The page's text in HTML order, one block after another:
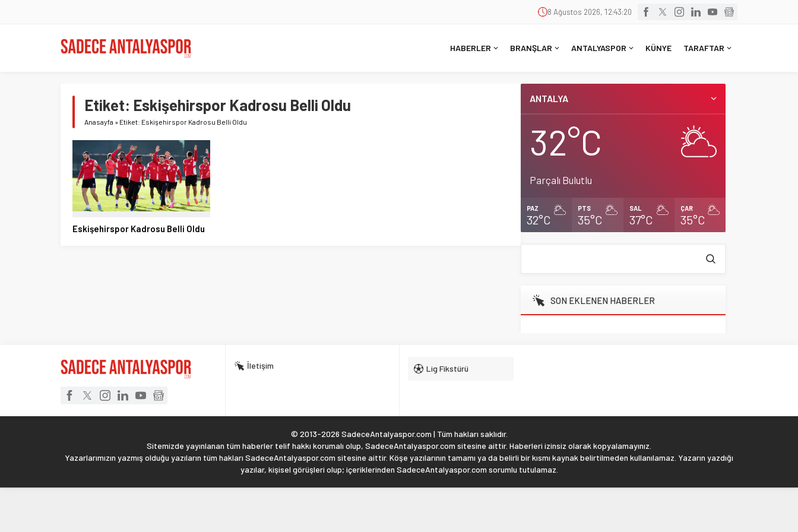
8 Ağustos 2026, 12:43:21
HABERLER BRANŞLAR ANTALYASPOR KÜNYE TARAFTAR
Etiket: Eskişehirspor Kadrosu Belli Oldu
Anasayfa » Etiket: Eskişehirspor Kadrosu Belli Oldu
Eskişehirspor Kadrosu Belli Oldu
ANTALYA
32°C
Parçalı Bulutlu
PAZ
32°C
PTS
35°C
SAL
37°C
ÇAR
35°C
SON EKLENEN HABERLER
İletişim Lig Fikstürü
© 2013-2026 SadeceAntalyaspor.com | Tüm hakları saklıdır.
Sitemizde yayınlanan tüm haberler telif hakkı korumalı olup, SadeceAntalyaspor.com sitesine aittir. Haberleri izinsiz olarak kopyalamayınız.
Yazarlarımızın yazmış olduğu yazıların tüm hakları SadeceAntalyaspor.com sitesine aittir. Köşe yazılarının tamamı ya da belirli bir kısmı kaynak belirtilmeden kullanılamaz. Yazarın yazdığı
yazılar, kişisel görüşleri olup; içeriklerinden SadeceAntalyaspor.com sorumlu tutulamaz.